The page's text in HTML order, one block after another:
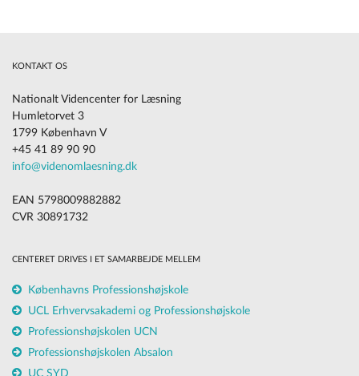
KONTAKT OS
Nationalt Videncenter for Læsning
Humletorvet 3
1799 København V
+45 41 89 90 90
info@videnomlaesning.dk
EAN 5798009882882
CVR 30891732
CENTERET DRIVES I ET SAMARBEJDE MELLEM
Københavns Professionshøjskole
UCL Erhvervsakademi og Professionshøjskole
Professionshøjskolen UCN
Professionshøjskolen Absalon